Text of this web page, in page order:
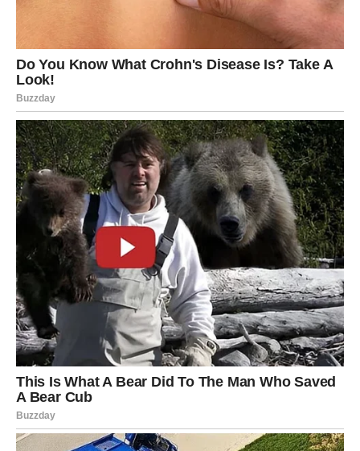
U ostavljeno tijesto za kolače umiješajte kakao i dobro
sjedinite. U podmazan kalup za tortu naizmjence sipati običnu i
smjesu kakaa, pa čačkalicom promiješati. Na kraju pospite
komadićima čokolade.
Kolač stavite peći u prethodno zagrijanu pećnicu na 180
stupnjeva. Nježno izvadite tortu iz kalupa nakon što ste je
izvadili iz pećnice. Narežite i poslužite.
Sve najbolje onima koji prihvate izazov.
BONUS: